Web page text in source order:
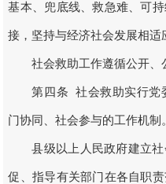
基本、兜底线、救急难、可
接，坚持与经济社会发展相适
社会救助工作遵循公开、
第四条 社会救助实行党
门协同、社会参与的工作机制
县级以上人民政府建立
促、指导有关部门在各自职